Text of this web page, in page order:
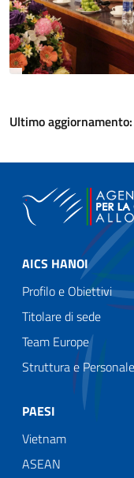
Ultimo aggiornamento:
AICS HANOI
Profilo e Obiettivi
Titolare di sede
Team Europe
Struttura e Personale
PAESI
Vietnam
ASEAN